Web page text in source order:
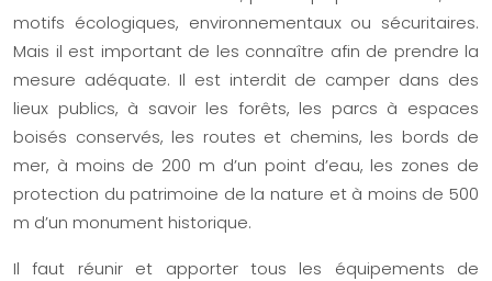
motifs écologiques, environnementaux ou sécuritaires.
Mais il est important de les connaître afin de prendre la
mesure adéquate. Il est interdit de camper dans des
lieux publics, à savoir les forêts, les parcs à espaces
boisés conservés, les routes et chemins, les bords de
mer, à moins de 200 m d’un point d’eau, les zones de
protection du patrimoine de la nature et à moins de 500
m d’un monument historique.
Il faut réunir et apporter tous les équipements de